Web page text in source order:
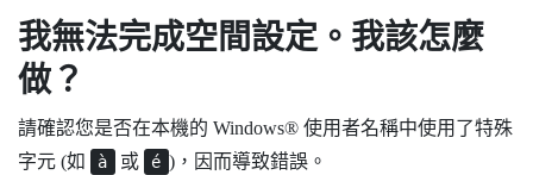
我無法完成空間設定。我該怎麼
做？
請確認您是否在本機的 Windows® 使用者名稱中使用了特殊
字元 (如
à 或 é )，因而導致錯誤。